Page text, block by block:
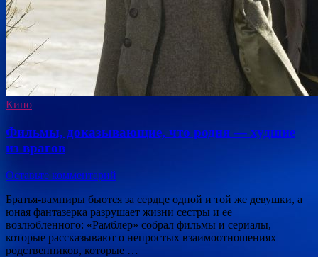
Кино
Фильмы, доказывающие, что родня — худшие
из врагов
Оставьте комментарий
Братья-вампиры бьются за сердце одной и той же девушки, а
юная фантазерка разрушает жизни сестры и ее
возлюбленного: «Рамблер» собрал фильмы и сериалы,
которые рассказывают о непростых взаимоотношениях
родственников, которые …